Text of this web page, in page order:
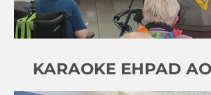
KARAOKE EHPAD